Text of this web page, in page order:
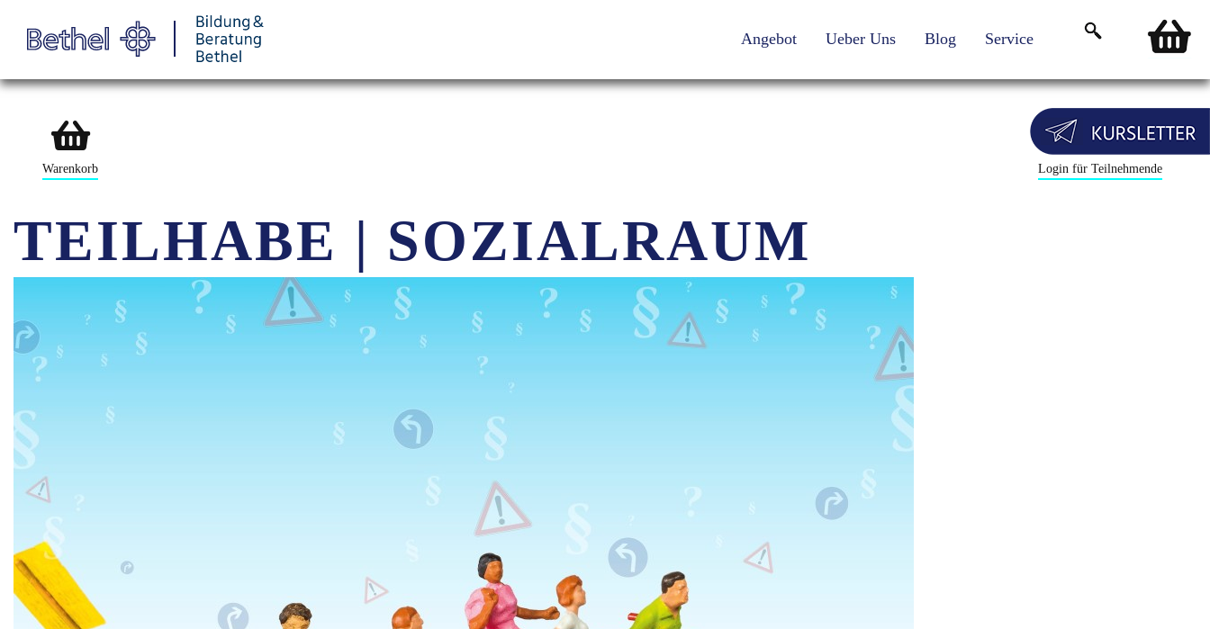
Angebot Ueber Uns Blog Service
Warenkorb Login für Teilnehmende
TEILHABE | SOZIALRAUM